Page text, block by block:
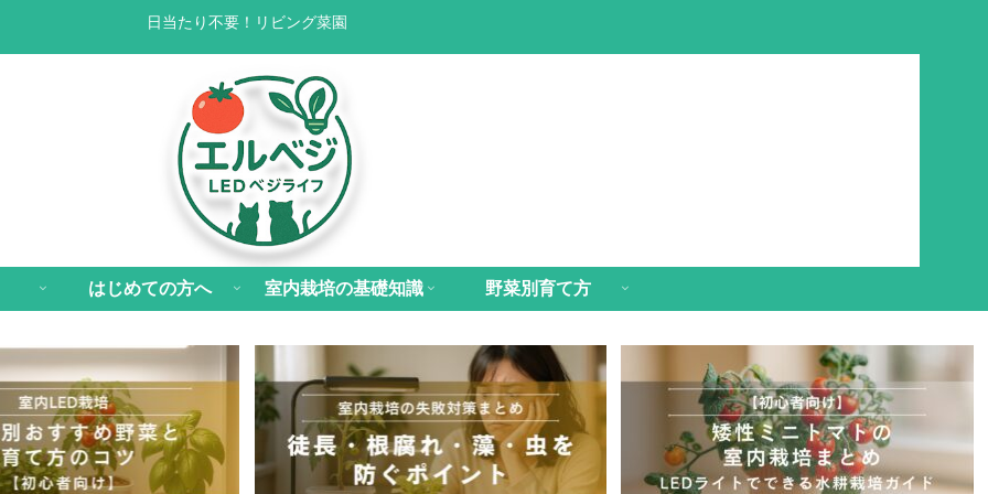
日当たり不要！リビング菜園
はじめての方へ 室内栽培の基礎知識 野菜別育て方